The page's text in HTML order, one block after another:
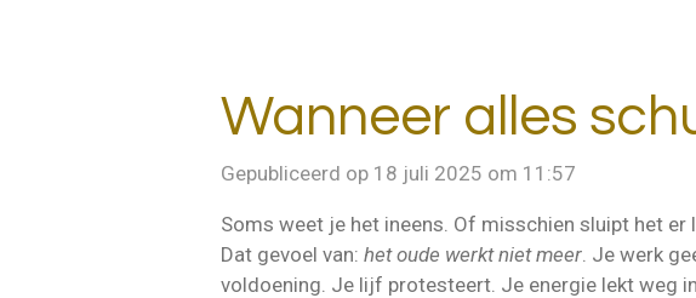
Wanneer alles
Gepubliceerd op 18 juli 2025 om 11:57
Soms weet je het ineens. Of misschien sluipt het er
Dat gevoel van: het oude werkt niet meer . Je werk
voldoening. Je lijf protesteert. Je energie lekt weg